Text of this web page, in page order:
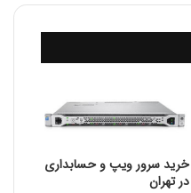
خرید سرور ویپ و حسابداری
در تهران